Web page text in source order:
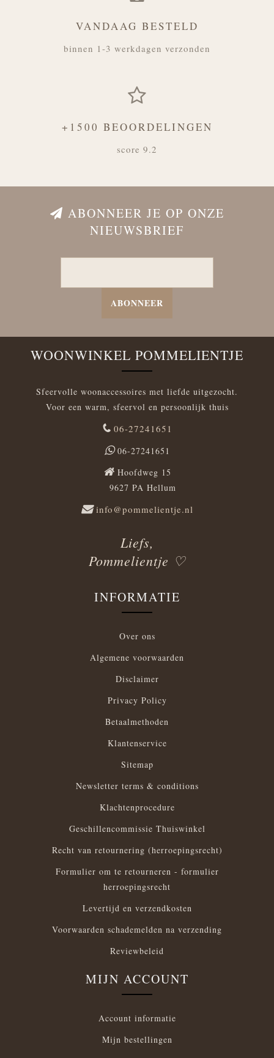
VANDAAG BESTELD
binnen 1-3 werkdagen verzonden
+1500 BEOORDELINGEN
score 9.2
ABONNEER JE OP ONZE
NIEUWSBRIEF
ABONNEER
WOONWINKEL POMMELIENTJE
Sfeervolle woonaccessoires met liefde uitgezocht.
Voor een warm, sfeervol en persoonlijk thuis
06-27241651
06-27241651
Hoofdweg 15
9627 PA Hellum
info@pommelientje.nl
Liefs,
Pommelientje ♡
INFORMATIE
Over ons
Algemene voorwaarden
Disclaimer
Privacy Policy
Betaalmethoden
Klantenservice
Sitemap
Newsletter terms & conditions
Klachtenprocedure
Geschillencommissie Thuiswinkel
Recht van retournering (herroepingsrecht)
Formulier om te retourneren - formulier
herroepingsrecht
Levertijd en verzendkosten
Voorwaarden schademelden na verzending
Reviewbeleid
MIJN ACCOUNT
Account informatie
Mijn bestellingen